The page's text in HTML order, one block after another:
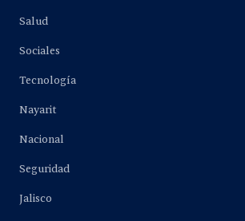
Salud
Sociales
Tecnología
Nayarit
Nacional
Seguridad
Jalisco